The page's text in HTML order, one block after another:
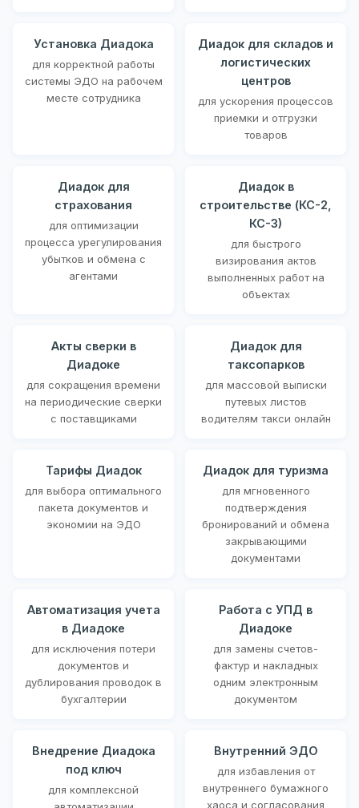
Установка Диадока
для корректной работы
системы ЭДО на рабочем
месте сотрудника
Диадок для складов и
логистических
центров
для ускорения процессов
приемки и отгрузки
товаров
Диадок для
страхования
для оптимизации
процесса урегулирования
убытков и обмена с
агентами
Диадок в
строительстве (КС-2,
КС-3)
для быстрого
визирования актов
выполненных работ на
объектах
Акты сверки в
Диадоке
для сокращения времени
на периодические сверки
с поставщиками
Диадок для
таксопарков
для массовой выписки
путевых листов
водителям такси онлайн
Тарифы Диадок
для выбора оптимального
пакета документов и
экономии на ЭДО
Диадок для туризма
для мгновенного
подтверждения
бронирований и обмена
закрывающими
документами
Автоматизация учета
в Диадоке
для исключения потери
документов и
дублирования проводок в
бухгалтерии
Работа с УПД в
Диадоке
для замены счетов-
фактур и накладных
одним электронным
документом
Внедрение Диадока
под ключ
для комплексной
Внутренний ЭДО
для избавления от
внутреннего бумажного
хаоса и согласования